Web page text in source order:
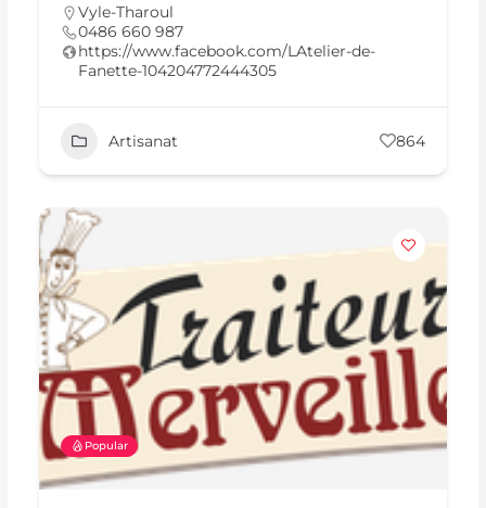
Vyle-Tharoul
0486 660 987
https://www.facebook.com/LAtelier-de-
Fanette-104204772444305
Artisanat 864
Popular